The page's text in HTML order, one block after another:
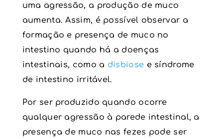
uma agressão, a produção de muco
aumenta. Assim, é possível observar a
formação e presença de muco no
intestino quando há a doenças
intestinais, como a disbiose e síndrome
de intestino irritável.
Por ser produzido quando ocorre
qualquer agressão à parede intestinal, a
presença de muco nas fezes pode ser